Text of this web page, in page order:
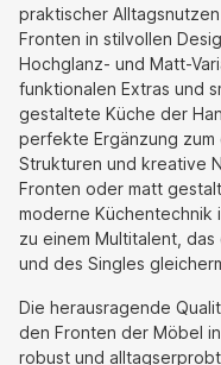
praktischer
Fronten in stilvollen
Hochglanz- und Matt-
funktionalen Extras und
gestaltete Küche der
perfekte Ergänzung
Strukturen und kreative
Fronten oder matt
moderne Küchentechnik
zu einem Multitalent,
und des Singles
Die herausragende
den Fronten der Möbel
robust und